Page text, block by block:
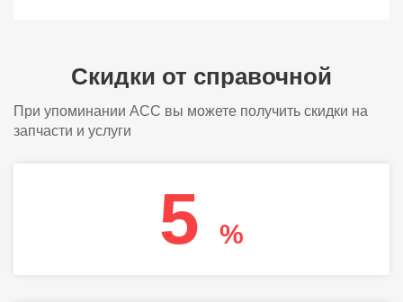
Скидки от справочной
При упоминании АСС вы можете получить скидки на
запчасти и услуги
5 %